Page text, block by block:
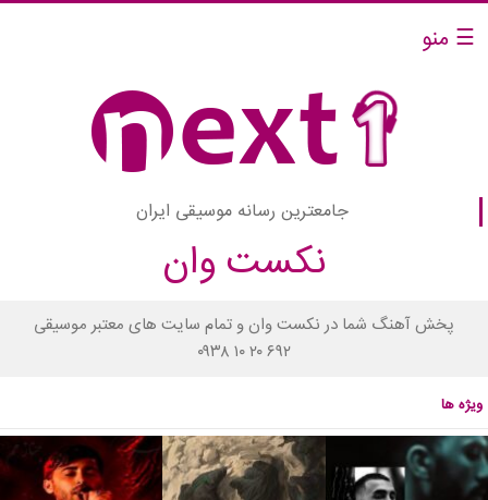
☰ منو
جامعترین رسانه موسیقی ایران
نکست وان
پخش آهنگ شما در نکست وان و تمام سایت های معتبر موسیقی
۰۹۳۸ ۱۰ ۲۰ ۶۹۲
ویژه ها